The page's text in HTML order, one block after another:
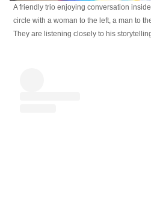
A friendly trio enjoying conversation
circle with a woman to the left, a man to
They are listening closely to his